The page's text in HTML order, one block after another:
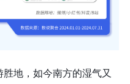
地，如今南方的湿气又